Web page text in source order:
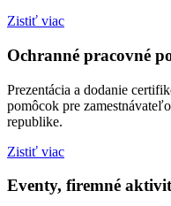
Zistiť viac
Ochranné pracovné
Prezentácia a dodanie
pomôcok pre
republike.
Zistiť viac
Eventy, firemné